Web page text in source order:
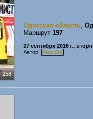
258
Одесская область,
Маршрут 197
27 сентября 2016 г.,
Автор: Alex-Od